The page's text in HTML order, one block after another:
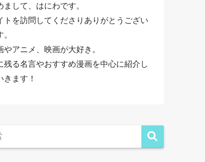
まして、はにわです。
トを訪問してくださりありがとうござい
。
やアニメ、映画が大好き。
残る名言やおすすめ漫画を中心に紹介し
きます！